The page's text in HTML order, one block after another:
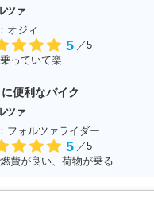
ツァ
オジィ
5 ／5
っていて楽
便利なバイク
ツァ
フォルツァライダー
5 ／5
費が良い、荷物が乗る